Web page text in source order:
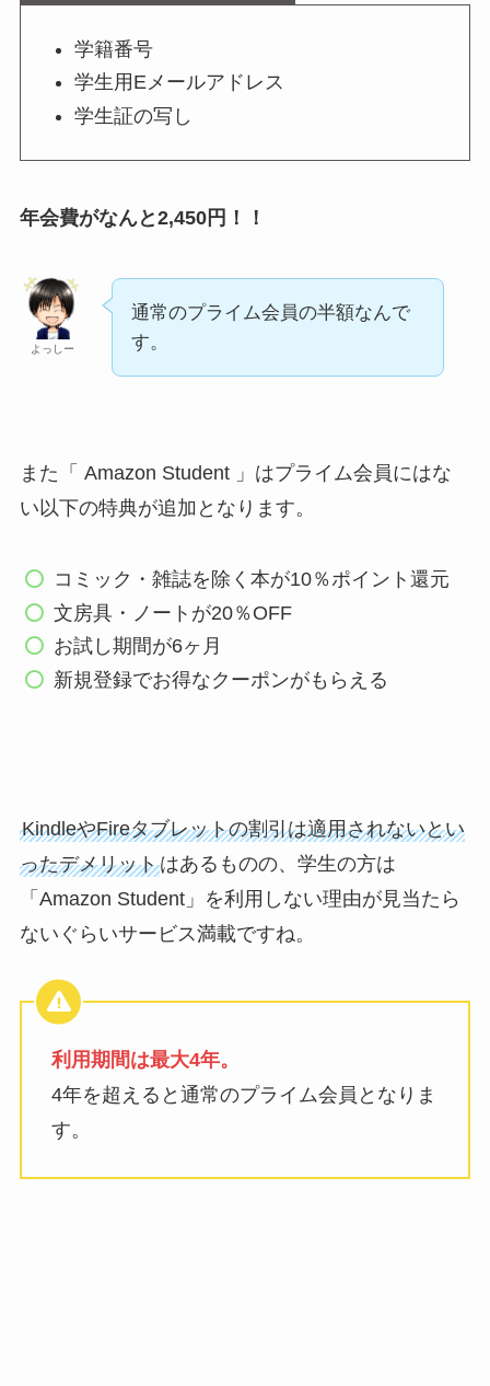
学籍番号
学生用Eメールアドレス
学生証の写し
年会費がなんと2,450円！！
よっしー
通常のプライム会員の半額なんで
す。
また「 Amazon Student 」はプライム会員にはな
い以下の特典が追加となります。
コミック・雑誌を除く本が10％ポイント還元
文房具・ノートが20％OFF
お試し期間が6ヶ月
新規登録でお得なクーポンがもらえる
KindleやFireタブレットの割引は適用されないとい
ったデメリットはあるものの、学生の方は
「Amazon Student」を利用しない理由が見当たら
ないぐらいサービス満載ですね。
利用期間は最大4年。
4年を超えると通常のプライム会員となりま
す。